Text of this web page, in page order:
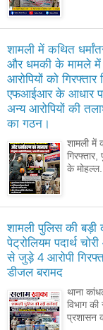
शामली में कथित
और धमकी के मामले में
आरोपियों को गिरफ्तार
एफआईआर के आधार
अन्य आरोपियों की
का गठन।
शामली में
के
शामली पुलिस की बड़ी
पेट्रोलियम पदार्थ
से जुड़े 4 आरोपी
डीजल बरामद
थाना
विभाग
प्रशासन